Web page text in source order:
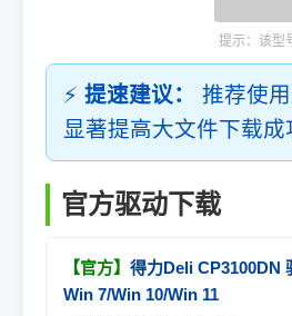
提示：该型
⚡ 提速建议： 推荐使用
显著提高大文件下载成
官方驱动下载
【官方】 得力Deli CP3100DN
Win 7/Win 10/Win 11